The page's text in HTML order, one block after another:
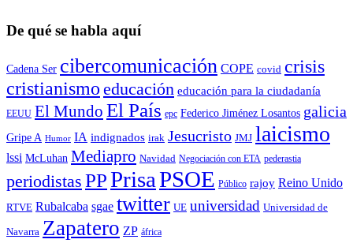
De qué se habla aquí
Cadena Ser cibercomunicación COPE covid crisis
cristianismo educación educación para la ciudadaní­a
EEUU El Mundo El País epc Federico Jiménez Losantos galicia
Gripe A Humor IA indignados irak Jesucristo JMJ laicismo
lssi McLuhan Mediapro Navidad Negociación con ETA pederastia
periodistas PPPrisaPSOE Público rajoy Reino Unido
RTVE Rubalcaba sgae twitter UE universidad Universidad de
Navarra Zapatero ZP áfrica